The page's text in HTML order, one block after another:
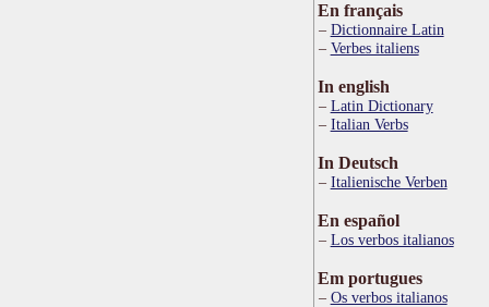
En français
Dictionnaire Latin
Verbes italiens
In english
Latin Dictionary
Italian Verbs
In Deutsch
Italienische Verben
En español
Los verbos italianos
Em portugues
Os verbos italianos